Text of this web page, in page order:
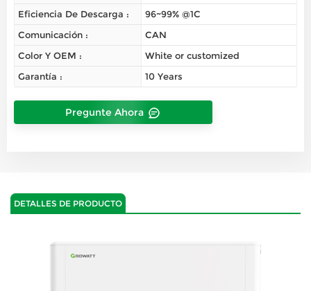
Eficiencia De Descarga :
96~99% @1C
Comunicación :
CAN
Color Y OEM :
White or customized
Garantía :
10 Years
Pregunte Ahora
DETALLES DE PRODUCTO